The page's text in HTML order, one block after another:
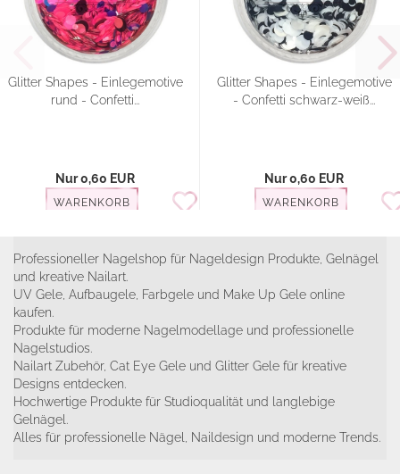
Glitter Shapes - Einlegemotive
rund - Confetti...
Nur 0,60 EUR
WARENKORB
Glitter Shapes - Einlegemotive
- Confetti schwarz-weiß...
Nur 0,60 EUR
WARENKORB
Professioneller Nagelshop für Nageldesign Produkte, Gelnägel
und kreative Nailart.
UV Gele, Aufbaugele, Farbgele und Make Up Gele online
kaufen.
Produkte für moderne Nagelmodellage und professionelle
Nagelstudios.
Nailart Zubehör, Cat Eye Gele und Glitter Gele für kreative
Designs entdecken.
Hochwertige Produkte für Studioqualität und langlebige
Gelnägel.
Alles für professionelle Nägel, Naildesign und moderne Trends.